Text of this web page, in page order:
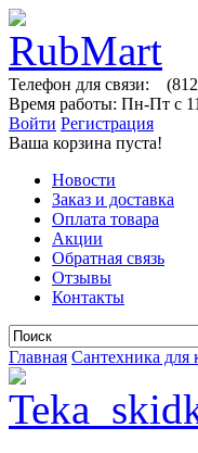
Телефон для связи:
Время работы: Пн-Пт с
Войти Регистрация
Ваша корзина пуста!
Новости
Заказ и доставка
Оплата товара
Акции
Обратная связь
Отзывы
Контакты
Главная Сантехника для